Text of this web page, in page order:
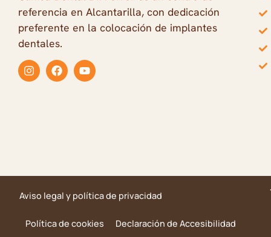
referencia en Alcantarilla, con dedicación
preferente en la colocación de implantes
dentales.
Aviso legal y política de privacidad
Política de cookies Declaración de Accesibilidad